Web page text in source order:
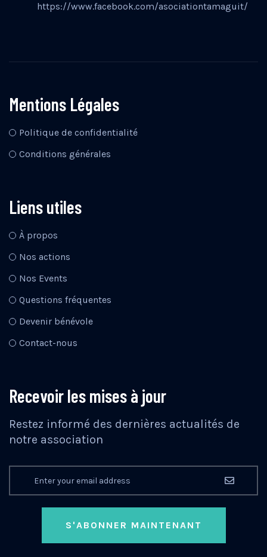
https://www.facebook.com/asociationtamaguit/
Mentions Légales
Politique de confidentialité
Conditions générales
Liens utiles
À propos
Nos actions
Nos Events
Questions fréquentes
Devenir bénévole
Contact-nous
Recevoir les mises à jour
Restez informé des dernières actualités de
notre association
S'ABONNER MAINTENANT